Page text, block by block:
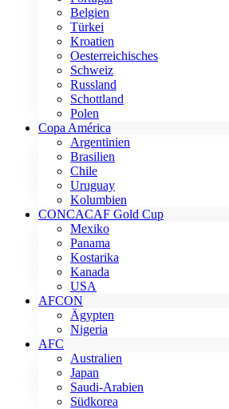
Belgien
Türkei
Kroatien
Oesterreichisches
Schweiz
Russland
Schottland
Polen
Copa América
Argentinien
Brasilien
Chile
Uruguay
Kolumbien
CONCACAF Gold Cup
Mexiko
Panama
Kostarika
Kanada
USA
AFCON
Ägypten
Nigeria
AFC
Australien
Japan
Saudi-Arabien
Südkorea